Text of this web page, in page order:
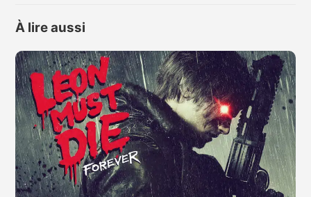
À lire aussi